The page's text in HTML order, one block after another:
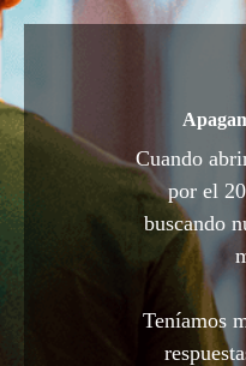
Cuando
por el
buscando
Teníamos